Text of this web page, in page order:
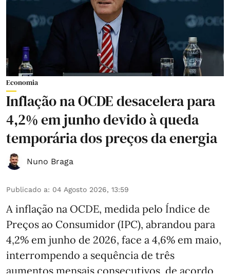
Economia
Inflação na OCDE desacelera para
4,2% em junho devido à queda
temporária dos preços da energia
Nuno Braga
Publicado a: 04 Agosto 2026, 13:59
A inflação na OCDE, medida pelo Índice de
Preços ao Consumidor (IPC), abrandou para
4,2% em junho de 2026, face a 4,6% em maio,
interrompendo a sequência de três
aumentos mensais consecutivos, de acordo